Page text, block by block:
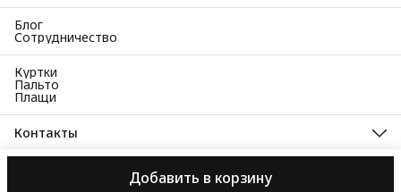
Добавить в корзину
Блог
Сотрудничество
Куртки
Пальто
Плащи
Контакты
Адрес
Москва, Чапаевский переулок, д. 3
Пользовательское соглашение